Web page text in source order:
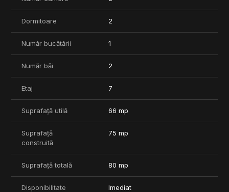
- Usa de acces securizata
- Videointerfon
facilitati de top: piscina semiolimpica, centru wellness, sala de
Apartamentul se vinde complet mobilat si echipat, exact ca in
fotografii, si include in pret un loc de parcare subteran.
Va stam la dispozitie pentru informatii suplimentare si
programarea unei vizionari.
Dormitoare 2
Număr bucătării 1
Număr băi 2
Etaj 7
Suprafață utilă 66 mp
Suprafață
construită
75 mp
Suprafață totală 80 mp
Disponibilitate Imediat